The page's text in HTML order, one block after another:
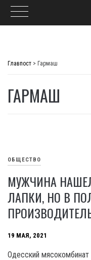
Главпост > Гармаш
ГАРМАШ
ОБЩЕСТВО
МУЖЧИНА
ЛАПКИ, НО В
19 МАЯ, 2021
Одесский мясокомбинат